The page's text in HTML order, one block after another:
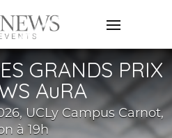
GRANDS PRIX
AuRA
UCLy Campus Carnot,
à 19h